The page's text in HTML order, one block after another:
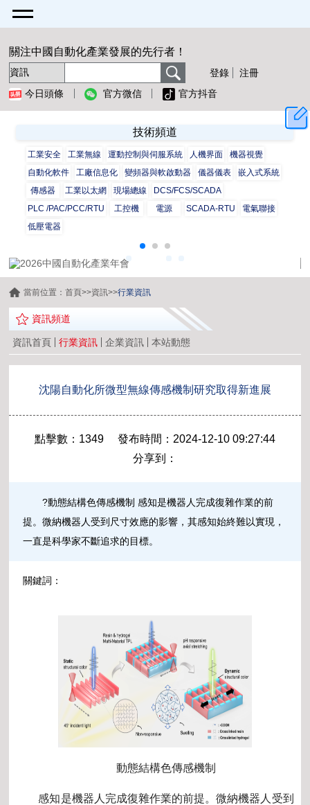
關注中國自動化產業發展的先行者！
登錄
注冊
今日頭條
官方微信 官方抖音
技術頻道
工業安全 工業無線 運動控制與伺服系統 人機界面
機器視覺
自動化軟件
工廠信息化 變頻器與軟啟動器 儀器儀表
嵌入式系統
傳感器
工業以太網 現場總線
DCS/FCS/SCADA
PLC /PAC/PCC/RTU
工控機 電源 SCADA-RTU
電氣聯接
低壓電器
當前位置：首頁>>資訊>>行業資訊
資訊頻道
資訊首頁 行業資訊 企業資訊 本站動態
沈陽自動化所微型無線傳感機制研究取得新進展
點擊數：1349 發布時間：2024-12-10 09:27:44
分享到：
?動態結構色傳感機制 感知是機器人完成復雜作業的前
提。微納機器人受到尺寸效應的影響，其感知始終難以實現，
一直是科學家不斷追求的目標。
關鍵詞：
動態結構色傳感機制
感知是機器人完成復雜作業的前提。微納機器人受到